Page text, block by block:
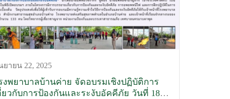
ยายน 22, 2025
งพยาบาลบ้านค่าย จัดอบรมเชิงปฏิบัติการ
ยวกับการป้องกันและระงับอัคคีภัย วันที่ 18-